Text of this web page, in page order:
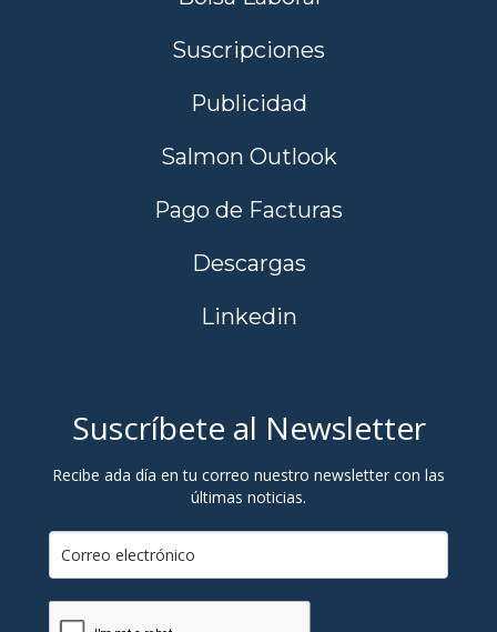
Suscripciones
Publicidad
Salmon Outlook
Pago de Facturas
Descargas
Linkedin
Suscríbete al Newsletter
Recibe ada día en tu correo nuestro newsletter con las
últimas noticias.